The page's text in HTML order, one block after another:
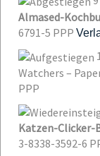
Almased-
6791-5 PPP
Watchers –
PPP
Katzen-Clicker-
3-8338-3592-6